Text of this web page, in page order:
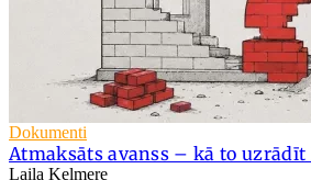
Dokumenti
Atmaksāts avanss – kā to uzrādīt
Laila Kelmere